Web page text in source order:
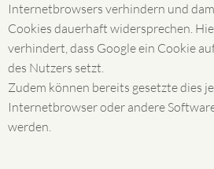
Internetbrowsers verhindern und
Cookies dauerhaft widersprechen.
verhindert, dass Google ein Cookie
des Nutzers setzt.
Zudem können bereits gesetzte dies
Internetbrowser oder andere
werden.